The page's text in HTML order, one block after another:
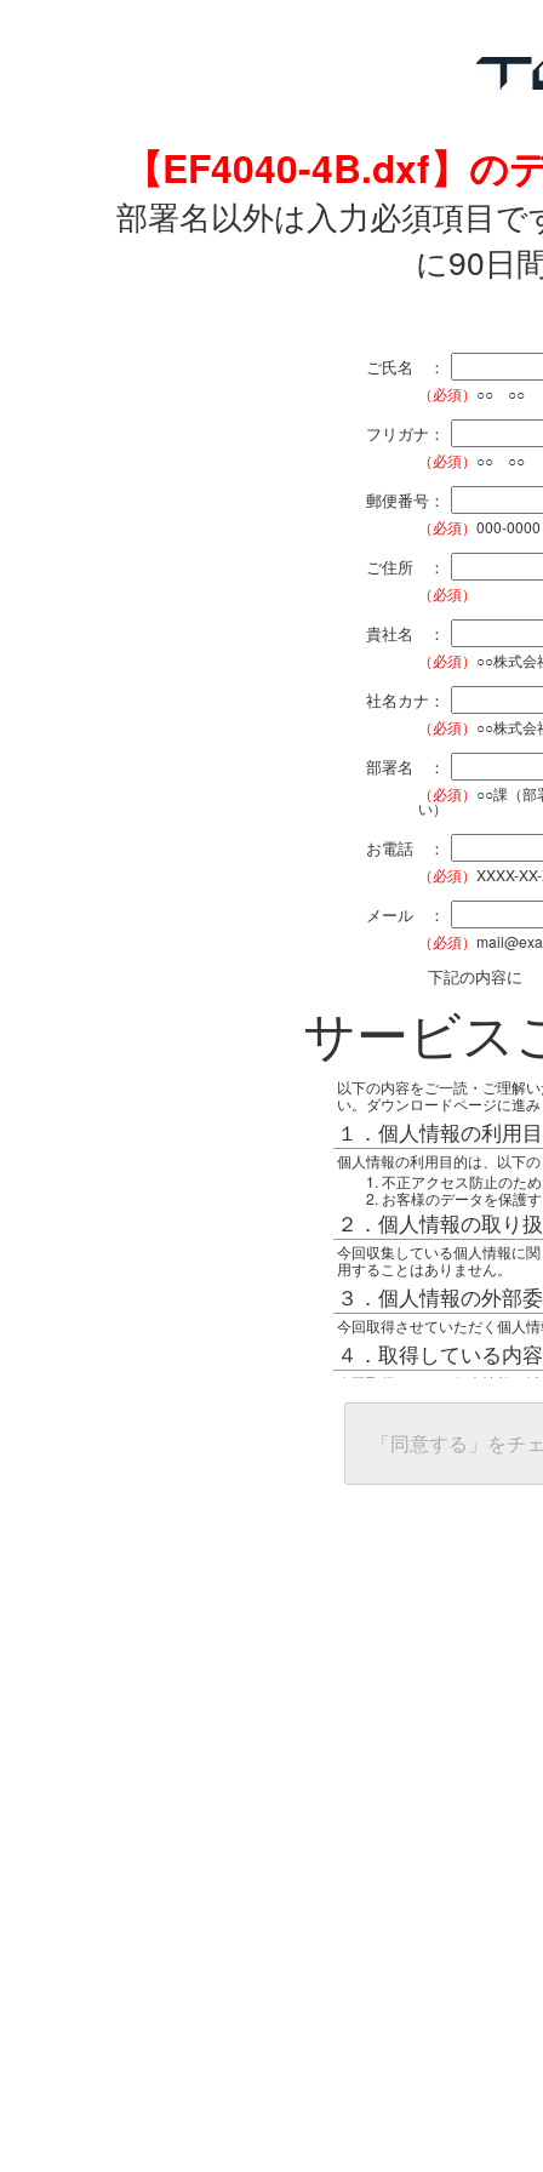
【EF4040-4B.dxf】の
部署名以外は入力必須項目
に90日
ご氏名 ：
（必須） ○○ ○○
フリガナ：
（必須） ○○ ○○
郵便番号：
（必須） 000-0000
ご住所 ：
（必須）
貴社名 ：
（必須） ○○株式会
社名カナ：
（必須） ○○株式会
部署名 ：
（必須） ○○課（部
い）
お電話 ：
（必須） XXXX-
メール ：
（必須）
下記の内容に
サービス
以下の内容をご一読・ご理解
い。ダウンロードページに進
１．個人情報の利用
個人情報の利用目的は、以下
不正アクセス防止のため
お客様のデータを保護
２．個人情報の取り
今回収集している個人情報に
用することはありません。
３．個人情報の外部
今回取得させていただく個人
４．取得している内
今回取得している個人情報は
任意の名前
グローバルIPアドレス
接続ホスト情報
５．個人情報に関す
「同意する」をチ